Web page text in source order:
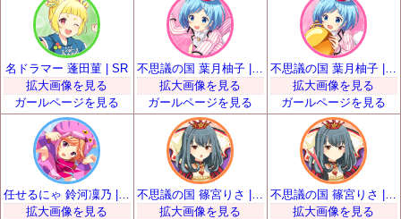
名ドラマー 蓬田菫 | SR
拡大画像を見る
ガールページを見る
不思議の国 葉月柚子 | SR
拡大画像を見る
ガールページを見る
不思議の国 葉月柚子 | SR
拡大画像を見る
ガールページを見る
拡大画像を見る
不思議の国 篠宮りさ | SR
拡大画像を見る
不思議の国 篠宮りさ | SR
拡大画像を見る